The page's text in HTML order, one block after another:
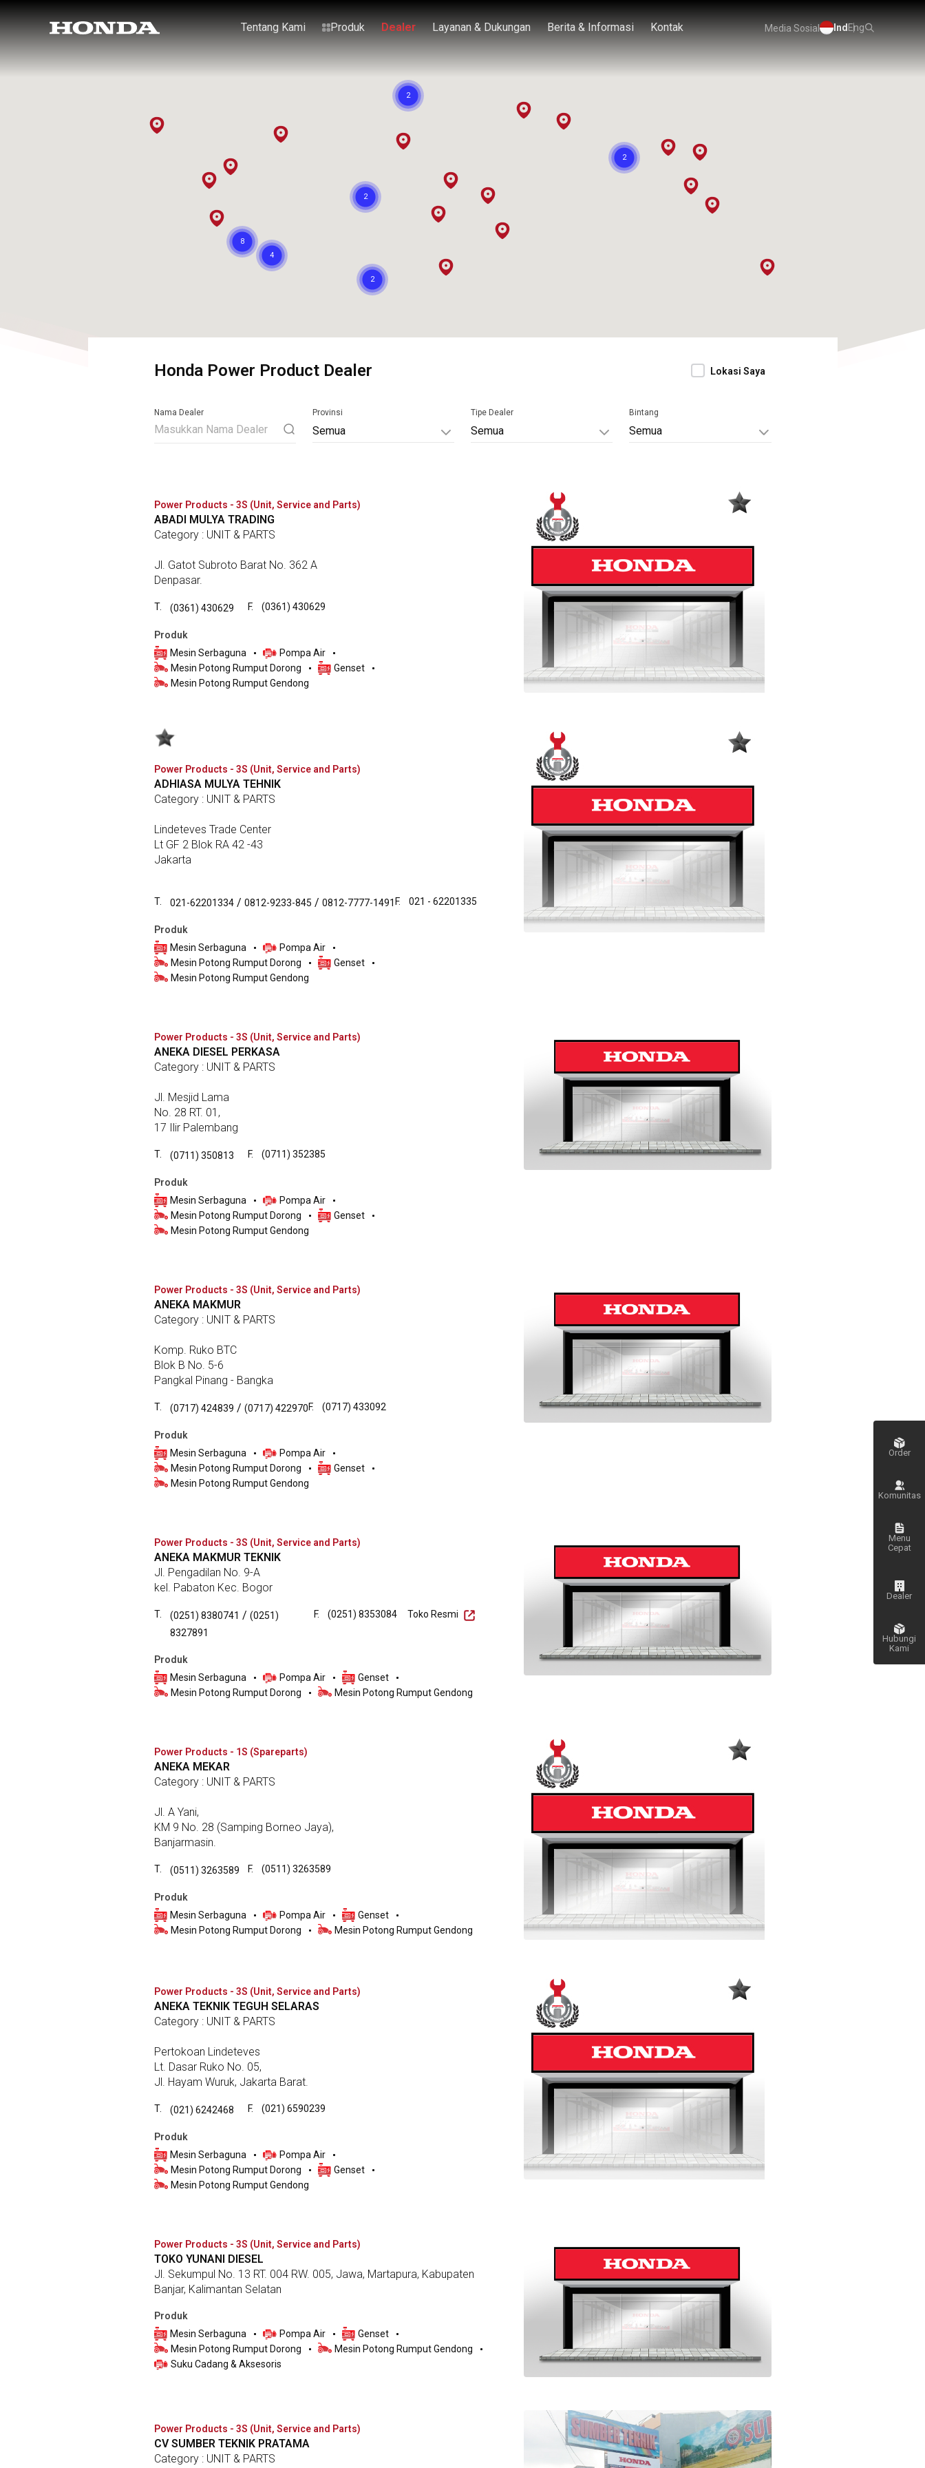
Tentang Kami Produk Dealer Layanan & Dukungan Berita & Informasi Kontak Media Sosial Ind Eng
Order
Komunitas
Menu
Cepat
Dealer
Hubungi
Kami
Honda Power Product Dealer Lokasi Saya
Nama Dealer Provinsi
Semua
Tipe Dealer
Semua
Bintang
Semua
Power Products - 3S (Unit, Service and Parts)
ABADI MULYA TRADING
Category : UNIT & PARTS
Jl. Gatot Subroto Barat No. 362 A
Denpasar.
T. (0361) 430629 F. (0361) 430629
Produk
Mesin Serbaguna
Pompa Air
Mesin Potong Rumput Dorong
Genset
Mesin Potong Rumput Gendong
Power Products - 3S (Unit, Service and Parts)
ADHIASA MULYA TEHNIK
Category : UNIT & PARTS
Lindeteves Trade Center
Lt GF 2 Blok RA 42 -43
Jakarta
T. 021-62201334/ 0812-9233-845 / 0812-7777-1491 F. 021 - 62201335
Produk
Mesin Serbaguna
Pompa Air
Mesin Potong Rumput Dorong
Genset
Mesin Potong Rumput Gendong
Power Products - 3S (Unit, Service and Parts)
ANEKA DIESEL PERKASA
Category : UNIT & PARTS
Jl. Mesjid Lama
No. 28 RT. 01,
17 Ilir Palembang
T. (0711) 350813 F. (0711) 352385
Produk
Mesin Serbaguna
Pompa Air
Mesin Potong Rumput Dorong
Genset
Mesin Potong Rumput Gendong
Power Products - 3S (Unit, Service and Parts)
ANEKA MAKMUR
Category : UNIT & PARTS
Komp. Ruko BTC
Blok B No. 5-6
Pangkal Pinang - Bangka
T. (0717) 424839 / (0717) 422970F. (0717) 433092
Produk
Mesin Serbaguna
Pompa Air
Mesin Potong Rumput Dorong
Genset
Mesin Potong Rumput Gendong
Power Products - 3S (Unit, Service and Parts)
ANEKA MAKMUR TEKNIK
Jl. Pengadilan No. 9-A
kel. Pabaton Kec. Bogor
T. (0251) 8380741 / (0251)
8327891
F. (0251) 8353084 Toko Resmi
Produk
Mesin Serbaguna
Pompa Air
Genset
Mesin Potong Rumput Dorong
Mesin Potong Rumput Gendong
Power Products - 1S (Spareparts)
ANEKA MEKAR
Category : UNIT & PARTS
Jl. A Yani,
KM 9 No. 28 (Samping Borneo Jaya),
Banjarmasin.
T. (0511) 3263589 F. (0511) 3263589
Produk
Mesin Serbaguna
Pompa Air
Genset
Mesin Potong Rumput Dorong
Mesin Potong Rumput Gendong
Power Products - 3S (Unit, Service and Parts)
ANEKA TEKNIK TEGUH SELARAS
Category : UNIT & PARTS
Pertokoan Lindeteves
Lt. Dasar Ruko No. 05,
Jl. Hayam Wuruk, Jakarta Barat.
T. (021) 6242468 F. (021) 6590239
Produk
Mesin Serbaguna
Pompa Air
Mesin Potong Rumput Dorong
Genset
Mesin Potong Rumput Gendong
Power Products - 3S (Unit, Service and Parts)
TOKO YUNANI DIESEL
Jl. Sekumpul No. 13 RT. 004 RW. 005, Jawa, Martapura, Kabupaten
Banjar, Kalimantan Selatan
Produk
Mesin Serbaguna
Pompa Air
Genset
Mesin Potong Rumput Dorong
Mesin Potong Rumput Gendong
Suku Cadang & Aksesoris
Power Products - 3S (Unit, Service and Parts)
CV SUMBER TEKNIK PRATAMA
Category : UNIT & PARTS